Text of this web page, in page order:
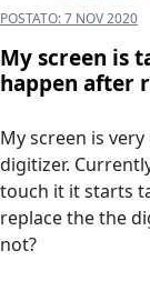
POSTATO:7 NOV 2020
My screen is
happen after
My screen is
digitizer.
touch it it starts
replace the the
not?